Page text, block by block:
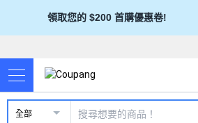
領取您的 $200 首購優惠卷!
全部